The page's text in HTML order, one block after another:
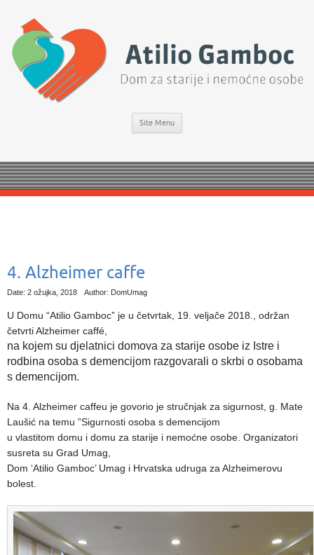
Site Menu
4. Alzheimer caffe
Date: 2 ožujka, 2018 Author: DomUmag
U Domu “Atilio Gamboc” je u četvrtak, 19. veljače 2018., održan
četvrti Alzheimer caffé,
na kojem su djelatnici domova za starije osobe iz Istre i
rodbina osoba s demencijom razgovarali o skrbi o osobama
s demencijom.
Na 4. Alzheimer caffeu je govorio je stručnjak za sigurnost, g. Mate
Laušić na temu ”Sigurnosti osoba s demencijom
u vlastitom domu i domu za starije i nemoćne osobe. Organizatori
susreta su Grad Umag,
Dom ‘Atilio Gamboc’ Umag i Hrvatska udruga za Alzheimerovu
bolest.